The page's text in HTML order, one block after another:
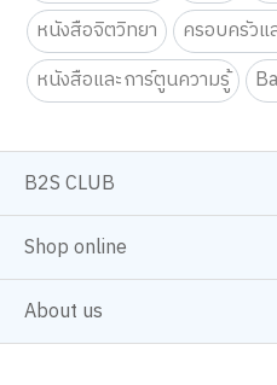
หนังสือจิตวิทยา
ครอบครัวแ
หนังสือและการ์ตูนความรู้
B2S CLUB
Shop online
About us